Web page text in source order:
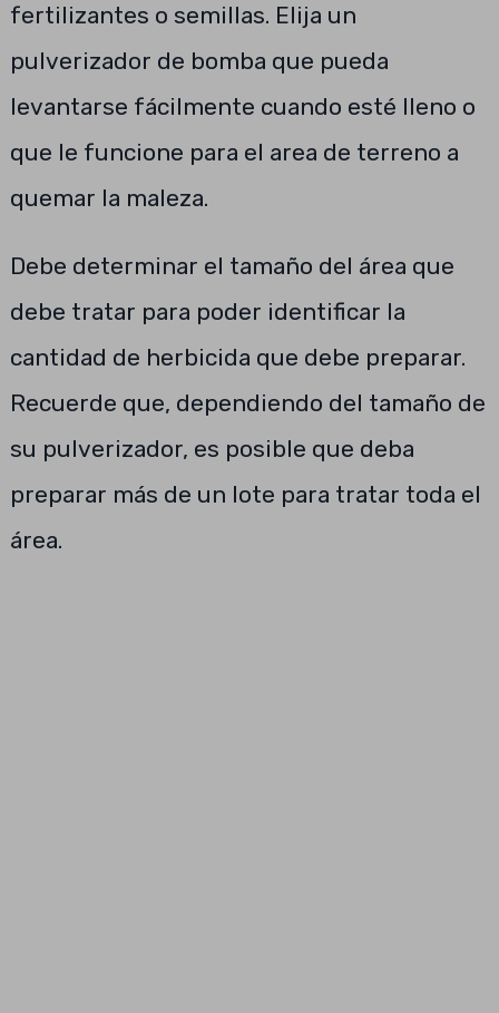
fertilizantes o semillas. Elija un
pulverizador de bomba que pueda
levantarse fácilmente cuando esté lleno o
que le funcione para el area de terreno a
quemar la maleza.
Debe determinar el tamaño del área que
debe tratar para poder identificar la
cantidad de herbicida que debe preparar.
Recuerde que, dependiendo del tamaño de
su pulverizador, es posible que deba
preparar más de un lote para tratar toda el
área.